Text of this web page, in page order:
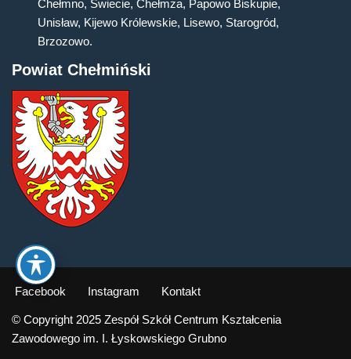
Chełmno, Świecie, Chełmża, Papowo Biskupie,
Unisław, Kijewo Królewskie, Lisewo, Starogród,
Brzozowo.
Powiat Chełmiński
Facebook Instagram Kontakt
© Copyright 2025 Zespół Szkół Centrum Kształcenia
Zawodowego im. I. Łyskowskiego Grubno